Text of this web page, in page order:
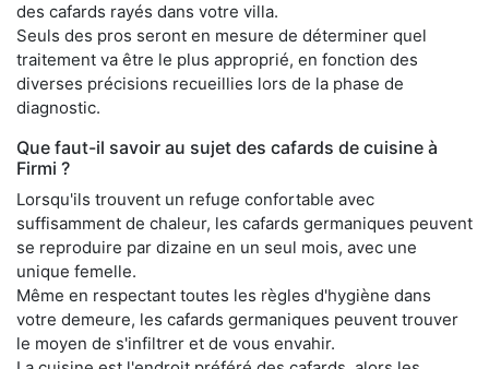
des cafards rayés dans votre villa.
Seuls des pros seront en mesure de déterminer quel
traitement va être le plus approprié, en fonction des
diverses précisions recueillies lors de la phase de
diagnostic.
Que faut-il savoir au sujet des cafards de cuisine à
Firmi ?
Lorsqu'ils trouvent un refuge confortable avec
suffisamment de chaleur, les cafards germaniques peuvent
se reproduire par dizaine en un seul mois, avec une
unique femelle.
Même en respectant toutes les règles d'hygiène dans
votre demeure, les cafards germaniques peuvent trouver
le moyen de s'infiltrer et de vous envahir.